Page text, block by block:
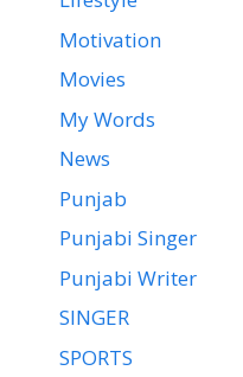
Motivation
Movies
My Words
News
Punjab
Punjabi Singer
Punjabi Writer
SINGER
SPORTS